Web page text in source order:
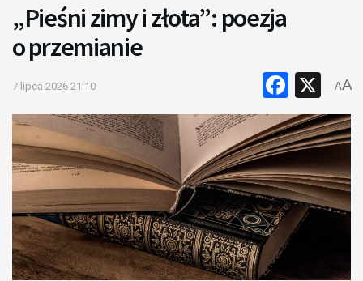
„Pieśni zimy i złota”: poezja
o przemianie
7 lipca 2026 21:10 X
AA